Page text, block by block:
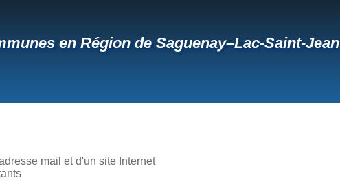
en Région de Saguenay–Lac-Saint-Jean
mail et d'un site Internet